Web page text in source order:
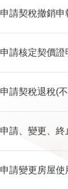
申請契稅撤銷申
申請核定契價證
申請契稅退稅(
申請、變更、
申請變更房屋